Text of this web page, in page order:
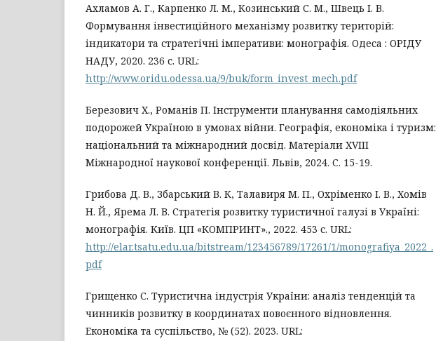
Ахламов А. Г., Карпенко Л. М., Козинський С. М., Швець І. В.
Формування інвестиційного механізму розвитку територій:
індикатори та стратегічні імперативи: монографія. Одеса : ОРІДУ
НАДУ, 2020. 236 с. URL:
http://www.oridu.odessa.ua/9/buk/form_invest_mech.pdf
Березович Х., Романів П. Інструменти планування самодіяльних
подорожей Україною в умовах війни. Географія, економіка і туризм:
національний та міжнародний досвід. Матеріали XVІІІ
Міжнародної наукової конференції. Львів, 2024. С. 15-19.
Грибова Д. В., Збарський В. К, Талавиря М. П., Охріменко І. В., Хомів
Н. Й., Ярема Л. В. Стратегія розвитку туристичної галузі в Україні:
монографія. Київ. ЦП «КОМПРИНТ»., 2022. 453 с. URL:
http://elar.tsatu.edu.ua/bitstream/123456789/17261/1/monografiya_2022_.
pdf
Грищенко С. Туристична індустрія України: аналіз тенденцій та
чинників розвитку в координатах повоєнного відновлення.
Економіка та суспільство, № (52). 2023. URL: